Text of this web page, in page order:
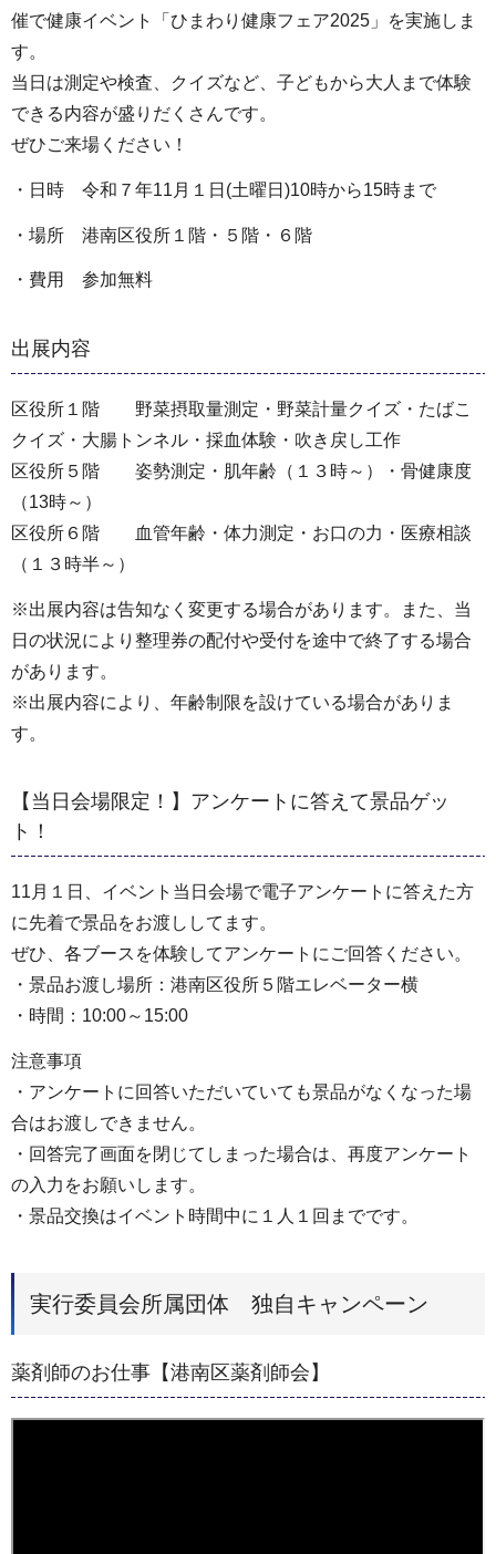
催で健康イベント「ひまわり健康フェア2025」を実施しま
す。
当日は測定や検査、クイズなど、子どもから大人まで体験
できる内容が盛りだくさんです。
ぜひご来場ください！
・日時 令和７年11月１日(土曜日)10時から15時まで
・場所 港南区役所１階・５階・６階
・費用 参加無料
出展内容
区役所１階 野菜摂取量測定・野菜計量クイズ・たばこ
クイズ・大腸トンネル・採血体験・吹き戻し工作
区役所５階 姿勢測定・肌年齢（１３時～）・骨健康度
（13時～）
区役所６階 血管年齢・体力測定・お口の力・医療相談
（１３時半～）
※出展内容は告知なく変更する場合があります。また、当
日の状況により整理券の配付や受付を途中で終了する場合
があります。
※出展内容により、年齢制限を設けている場合がありま
す。
【当日会場限定！】アンケートに答えて景品ゲッ
ト！
11月１日、イベント当日会場で電子アンケートに答えた方
に先着で景品をお渡ししてます。
ぜひ、各ブースを体験してアンケートにご回答ください。
・景品お渡し場所：港南区役所５階エレベーター横
・時間：10:00～15:00
注意事項
・アンケートに回答いただいていても景品がなくなった場
合はお渡しできません。
・回答完了画面を閉じてしまった場合は、再度アンケート
の入力をお願いします。
・景品交換はイベント時間中に１人１回までです。
実行委員会所属団体 独自キャンペーン
薬剤師のお仕事【港南区薬剤師会】